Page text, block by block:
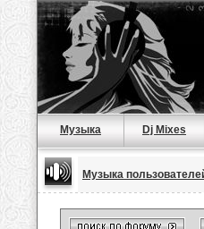
Музыка Dj Mixes
Музыка